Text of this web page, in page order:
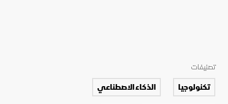
تصنيفات
تكنولوجيا
الذكاء الاصطناعي